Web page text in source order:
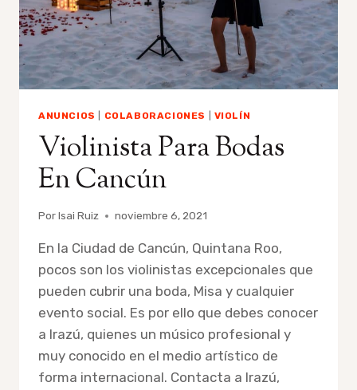
ANUNCIOS COLABORACIONES VIOLÍN
Violinista Para Bodas
En Cancún
PorIsai Ruiz noviembre 6, 2021
En la Ciudad de Cancún, Quintana Roo,
pocos son los violinistas excepcionales que
pueden cubrir una boda, Misa y cualquier
evento social. Es por ello que debes conocer
a Irazú, quienes un músico profesional y
muy conocido en el medio artístico de
forma internacional. Contacta a Irazú,